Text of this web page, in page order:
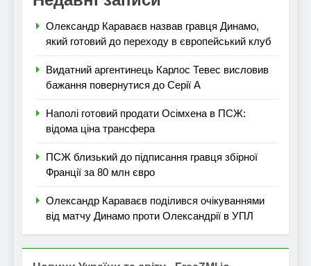
Олександр Караваєв назвав гравця Динамо,
який готовий до переходу в європейський клуб
Видатний аргентинець Карлос Тевес висловив
бажання повернутися до Серії А
Наполі готовий продати Осімхена в ПСЖ:
відома ціна трансфера
ПСЖ близький до підписання гравця збірної
Франції за 80 млн євро
Олександр Караваєв поділився очікуваннями
від матчу Динамо проти Олександрії в УПЛ